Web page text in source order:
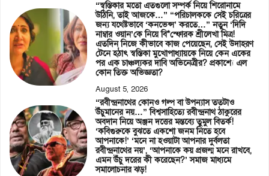
“স্বস্তিকার মতো এতগুলো সম্পর্ক নিয়ে শিরোনামে
উঠিনি, তাই আজকে…” “পরিচালককে সেই চরিত্রের
জন্য যথেষ্টভাবে ‘কনভেন্স’ করতে…” নতুন ‘দিদি
নাম্বার ওয়ান’কে নিয়ে বি*স্ফোরক শ্রীলেখা মিত্র!
এতদিন নিজে কীভাবে কাজ পেয়েছেন, সেই উদাহরণ
টেনে হঠাৎ স্বস্তিকা মুখোপাধ্যায়কে নিয়ে কেন একের
পর এক চাঞ্চল্যকর দাবি অভিনেত্রীর? প্রকাশ্যে এল
কোন তিক্ত অভিজ্ঞতা?
August 5, 2026
“রবীন্দ্রনাথের কোনও গল্প বা উপন্যাস ততটাও
উঁচুমানের নয়…” বিশ্বসাহিত্যে রবীন্দ্রনাথ ঠাকুরের
অবদান নিয়ে অঞ্জন দত্তের মন্তব্যে তুমুল বিতর্ক!
‘কবিগুরুকে বুঝতে একশো জনম নিতে হবে
আপনাকে!’ ‘মনে না হওয়াটা আপনার দুর্বলতা
রবীন্দ্রনাথের নয়’, ‘আপনাকে কয় প্রজন্ম মনে রাখবে,
এমন উঁচু দরের কী করেছেন?’ সমাজ মাধ্যমে
সমালোচনার ঝড়!